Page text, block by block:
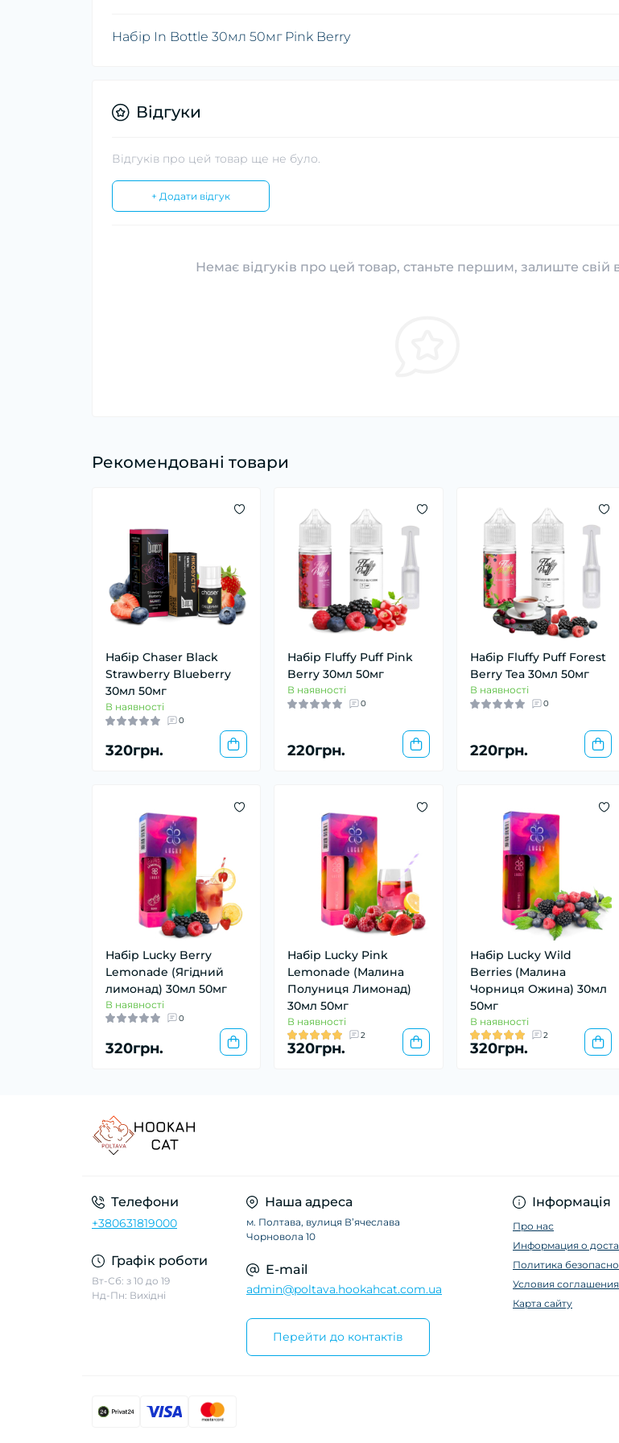
Набір In Bottle 30мл 50мг Pink Berry
Відгуки
Відгуків про цей товар ще не було.
+ Додати відгук
Немає відгуків про цей товар, станьте першим, залиште свій
Рекомендовані товари
Набір Chaser Black
Strawberry Blueberry
30мл 50мг
В наявності
0
320грн.
Набір Fluffy Puff Pink
Berry 30мл 50мг
В наявності
0
220грн.
Набір Fluffy Puff Forest
Berry Tea 30мл 50мг
В наявності
0
220грн.
Набір Lucky Berry
Lemonade (Ягідний
лимонад) 30мл 50мг
В наявності
0
320грн.
Набір Lucky Pink
Lemonade (Малина
Полуниця Лимонад)
30мл 50мг
В наявності
2
320грн.
Набір Lucky Wild
Berries (Малина
Чорниця Ожина) 30мл
50мг
В наявності
2
320грн.
Телефони
+380631819000
Графік роботи
Вт-Сб: з 10 до 19
Нд-Пн: Вихідні
Наша адреса
м. Полтава, вулиця Вʼячеслава
Чорновола 10
E-mail
admin@poltava.hookahcat.com.ua
Перейти до контактів
Інформація
Про нас
Информация о
Политика
Условия соглашения
Карта сайту